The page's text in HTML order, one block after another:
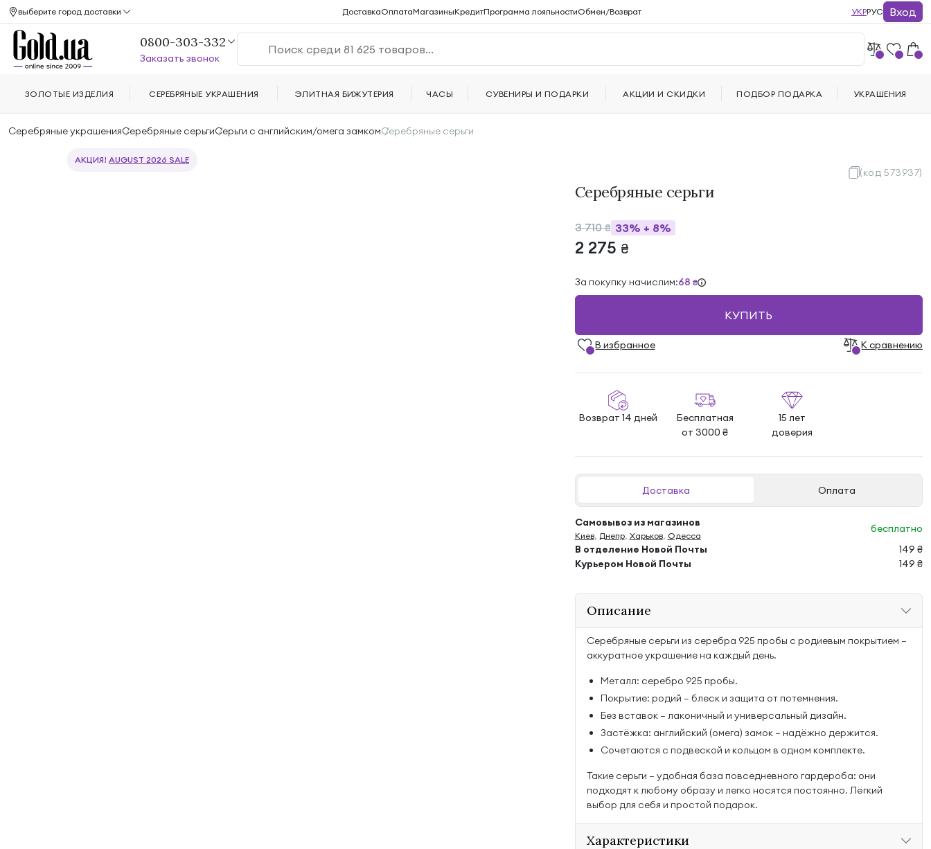
Серебряные украшенияСеребряные серьгиСерьги с английским/омега замкомСеребряные серьги
АКЦИЯ! AUGUST 2026 SALE
(код 573937)
Серебряные серьги
3 710₴ 33% + 8%
2 275 ₴
За покупку начислим:68 ₴
КУПИТЬ
В избранноe К сравнению
Возврат 14 дней
Бесплатная
от 3000 ₴
15 лет
доверия
Доставка Оплата
Самовывоз из магазинов
Киев, Днепр, Харьков, Одесса
бесплатно
В отделение Новой Почты
149 ₴
Курьером Новой Почты
149 ₴
Описание
Серебряные серьги из серебра 925 пробы с родиевым покрытием —
аккуратное украшение на каждый день.
Металл: серебро 925 пробы.
Покрытие: родий — блеск и защита от потемнения.
Без вставок — лаконичный и универсальный дизайн.
Застёжка: английский (омега) замок — надёжно держится.
Сочетаются с подвеской и кольцом в одном комплекте.
Такие серьги — удобная база повседневного гардероба: они
подходят к любому образу и легко носятся постоянно. Лёгкий
выбор для себя и простой подарок.
Характеристики
выберите город доставки ДоставкаОплатаМагазиныКредитПрограмма лояльностиОбмен/Возврат УКРРУС Вход
0800-303-332
Заказать звонок
ЗОЛОТЫЕ ИЗДЕЛИЯ СЕРЕБРЯНЫЕ УКРАШЕНИЯ ЭЛИТНАЯ БИЖУТЕРИЯ ЧАСЫ СУВЕНИРЫ И ПОДАРКИ АКЦИИ И СКИДКИ ПОДБОР ПОДАРКА УКРАШЕНИЯ